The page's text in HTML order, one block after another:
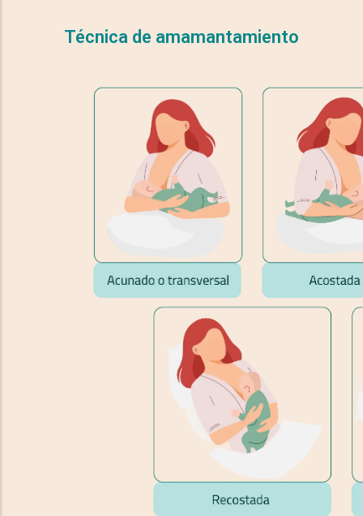
Técnica de amamantamiento